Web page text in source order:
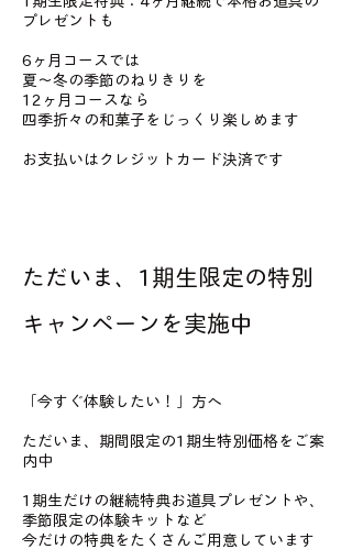
プレゼントも
6ヶ月コースでは
夏〜冬の季節のねりきりを
12ヶ月コースなら
四季折々の和菓子をじっくり楽しめます
お支払いはクレジットカード決済です
ただいま、1期生限定の特別
キャンペーンを実施中
「今すぐ体験したい！」方へ
ただいま、期間限定の1期生特別価格をご案
内中
1期生だけの継続特典お道具プレゼントや、
季節限定の体験キットなど
今だけの特典をたくさんご用意しています